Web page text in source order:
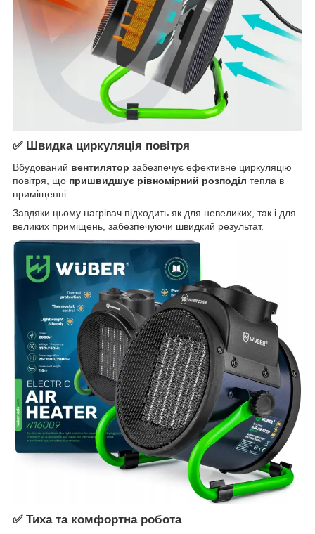
✅ Швидка циркуляція повітря
Вбудований вентилятор забезпечує ефективне циркуляцію
повітря, що пришвидшує рівномірний розподіл тепла в
приміщенні.
Завдяки цьому нагрівач підходить як для невеликих, так і для
великих приміщень, забезпечуючи швидкий результат.
✅ Тиха та комфортна робота